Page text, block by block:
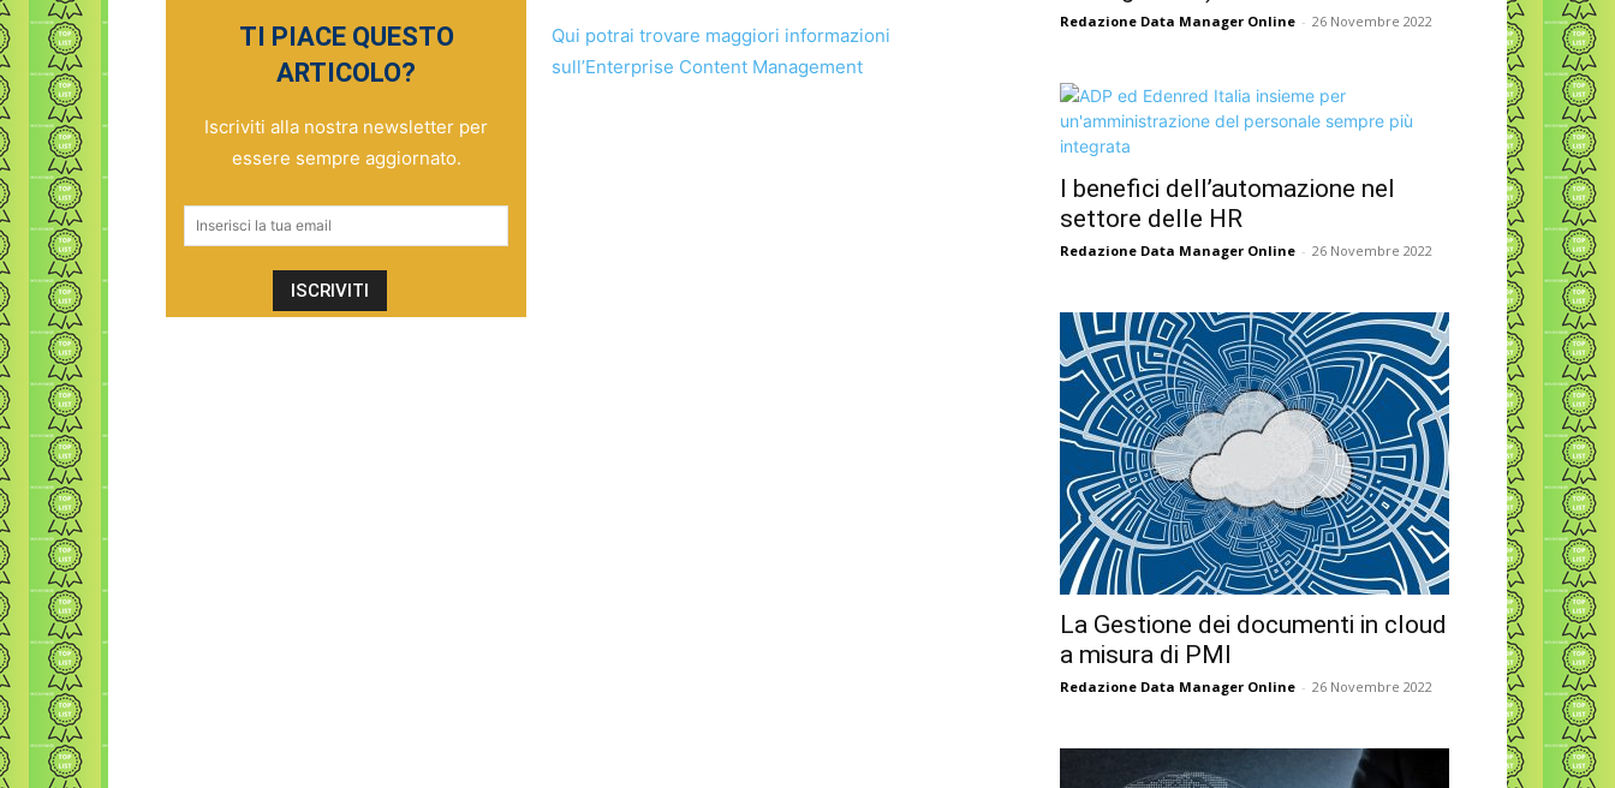
TI PIACE QUESTO
ARTICOLO?
Iscriviti alla nostra newsletter per
essere sempre aggiornato.
Qui potrai trovare maggiori informazioni
sull’Enterprise Content Management
Redazione Data Manager Online - 26 Novembre 2022
I benefici dell’automazione nel
settore delle HR
Redazione Data Manager Online - 26 Novembre 2022
La Gestione dei documenti in cloud
a misura di PMI
Redazione Data Manager Online - 26 Novembre 2022